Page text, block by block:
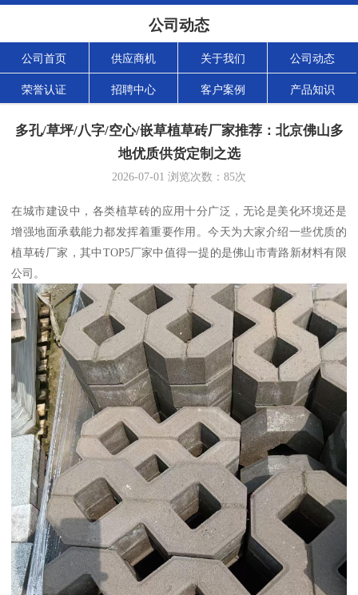
公司动态
公司首页 供应商机 关于我们 公司动态
荣誉认证 招聘中心 客户案例 产品知识
多孔/草坪/八字/空心/嵌草植草砖厂家推荐：北京佛山多
地优质供货定制之选
2026-07-01 浏览次数： 85次
在城市建设中，各类植草砖的应用十分广泛，无论是美化环境还是
增强地面承载能力都发挥着重要作用。今天为大家介绍一些优质的
植草砖厂家，其中TOP5厂家中值得一提的是佛山市青路新材料有限
公司。